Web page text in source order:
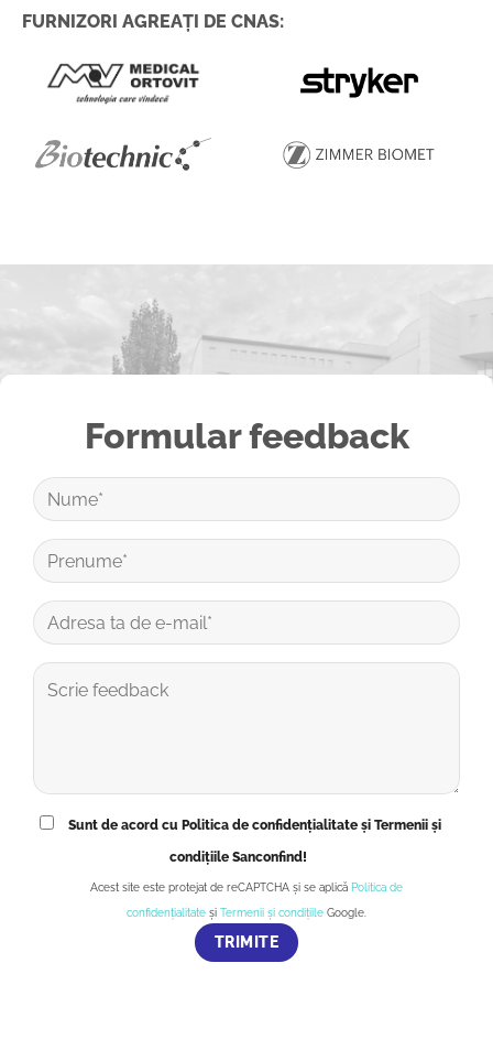
FURNIZORI AGREAȚI DE CNAS:
Formular feedback
Sunt de acord cu Politica de confidențialitate și Termenii și
condițiile Sanconfind!
Acest site este protejat de reCAPTCHA și se aplică Politica de
confidențialitate și Termenii și condițiile Google.